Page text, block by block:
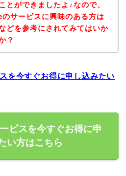
とができましたよ♪なので、
サービスに興味のある方は
どを参考にされてみてはいか
？
を今すぐお得に申し込みたい
ビスを今すぐお得に申
い方はこちら